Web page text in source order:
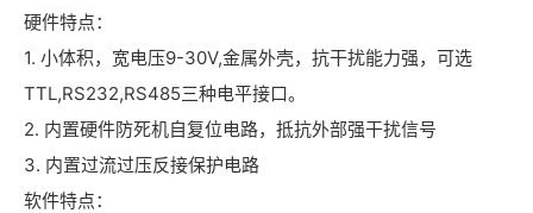
硬件特点：
1. 小体积，宽电压9-30V,金属外壳，抗干扰能力强，可选
TTL,RS232,RS485三种电平接口。
2. 内置硬件防死机自复位电路，抵抗外部强干扰信号
3. 内置过流过压反接保护电路
软件特点：